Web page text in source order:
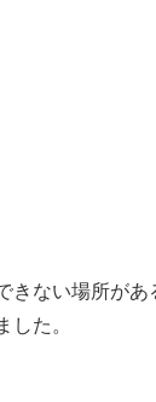
きない場所があ
た。